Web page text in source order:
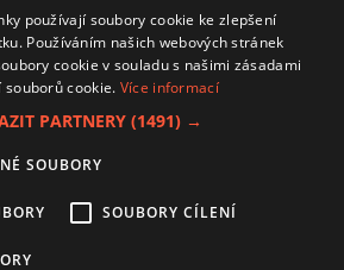
vyjadřujete svůj souhlas spodmínkami
.
cookies
CZECH
používají soubory cookie ke zlepšení
Používáním našich webových stránek
cookie v souladu s našimi zásadami
souborů cookie. Více informací
PARTNERY (1491) →
SOUBORY
SOUBORY CÍLENÍ